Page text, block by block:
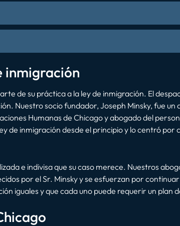
inmigración
de su práctica a la ley de inmigración. El
Nuestro socio fundador, Joseph Minsky, fue
Humanas de Chicago y abogado del
de inmigración desde el principio y lo centró por
e indivisa que su caso merece. Nuestros
por el Sr. Minsky y se esfuerzan por
iguales y que cada uno puede requerir un plan